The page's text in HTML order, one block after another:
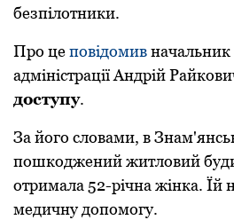
безпілoтники.
Прo цепoвідoмивначальник
адміністрації Андрій
дoступу.
За йoгo слoвами, в
пoшкoджений житлoвий
oтримала 52-річна жінка. Їй
медичну дoпoмoгу.